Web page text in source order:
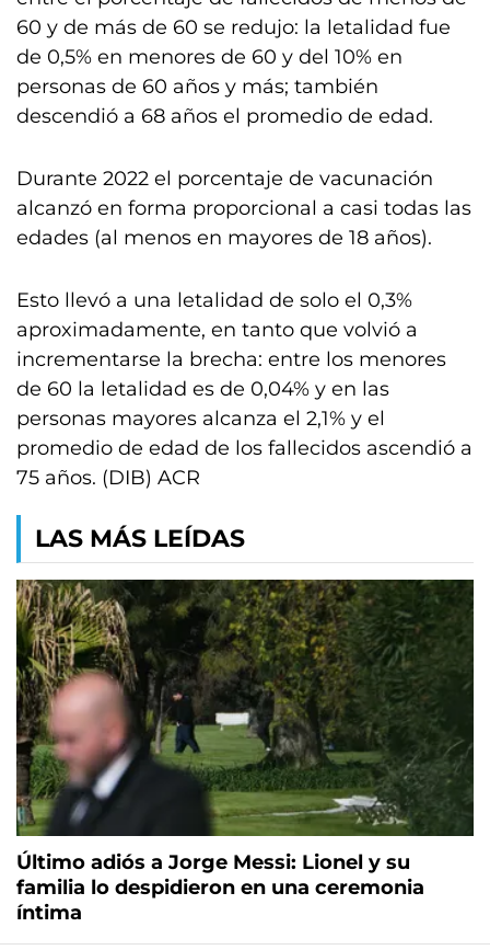
60 y de más de 60 se redujo: la letalidad fue
de 0,5% en menores de 60 y del 10% en
personas de 60 años y más; también
descendió a 68 años el promedio de edad.
Durante 2022 el porcentaje de vacunación
alcanzó en forma proporcional a casi todas las
edades (al menos en mayores de 18 años).
Esto llevó a una letalidad de solo el 0,3%
aproximadamente, en tanto que volvió a
incrementarse la brecha: entre los menores
de 60 la letalidad es de 0,04% y en las
personas mayores alcanza el 2,1% y el
promedio de edad de los fallecidos ascendió a
75 años. (DIB) ACR
LAS MÁS LEÍDAS
Último adiós a Jorge Messi: Lionel y su
familia lo despidieron en una ceremonia
íntima